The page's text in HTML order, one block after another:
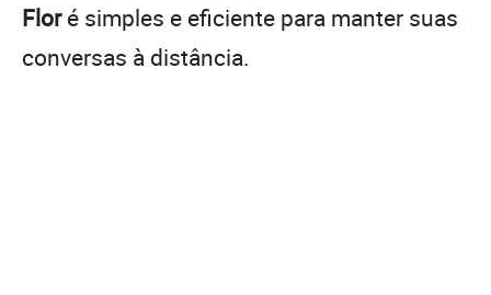
Floré simples e eficiente para manter suas
conversas à distância.